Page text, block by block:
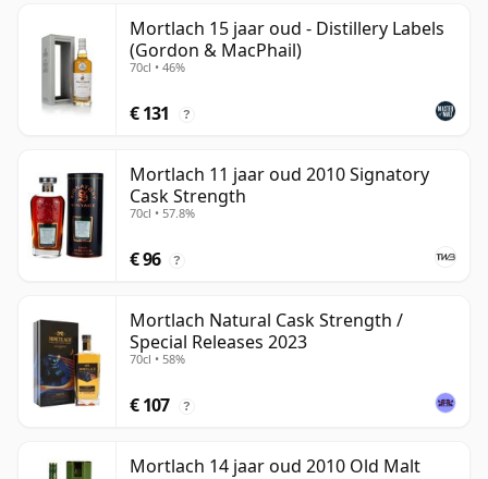
Mortlach 15 jaar oud - Distillery Labels
(Gordon & MacPhail)
70cl • 46%
€ 131 ?
Mortlach 11 jaar oud 2010 Signatory
Cask Strength
70cl • 57.8%
€ 96 ?
Mortlach Natural Cask Strength /
Special Releases 2023
70cl • 58%
€ 107 ?
Mortlach 14 jaar oud 2010 Old Malt